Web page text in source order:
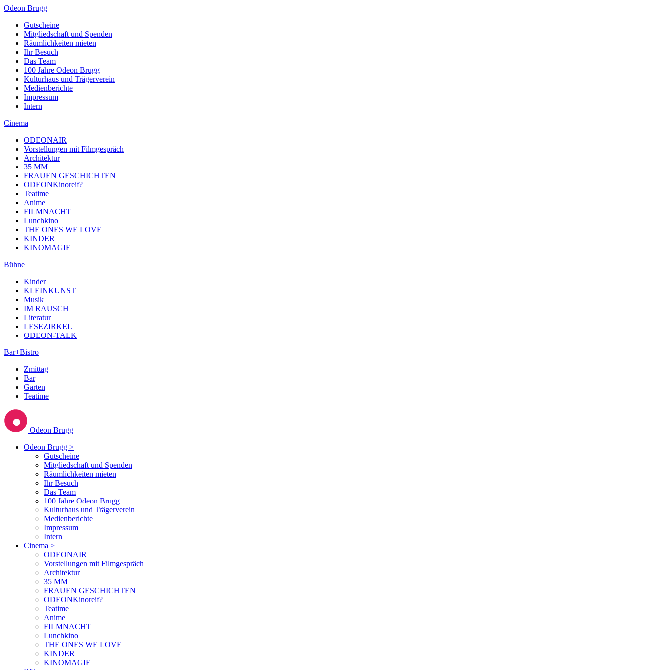
Odeon Brugg
Gutscheine
Mitgliedschaft und Spenden
Räumlichkeiten mieten
Ihr Besuch
Das Team
100 Jahre Odeon Brugg
Kulturhaus und Trägerverein
Medienberichte
Impressum
Intern
Cinema
ODEONAIR
Vorstellungen mit Filmgespräch
Architektur
35 MM
FRAUEN GESCHICHTEN
ODEONKinoreif?
Teatime
Anime
FILMNACHT
Lunchkino
THE ONES WE LOVE
KINDER
KINOMAGIE
Bühne
Kinder
KLEINKUNST
Musik
IM RAUSCH
Literatur
LESEZIRKEL
ODEON-TALK
Bar+Bistro
Zmittag
Bar
Garten
Teatime
Odeon Brugg
Odeon Brugg >
Gutscheine
Mitgliedschaft und Spenden
Räumlichkeiten mieten
Ihr Besuch
Das Team
100 Jahre Odeon Brugg
Kulturhaus und Trägerverein
Medienberichte
Impressum
Intern
Cinema >
ODEONAIR
Vorstellungen mit Filmgespräch
Architektur
35 MM
FRAUEN GESCHICHTEN
ODEONKinoreif?
Teatime
Anime
FILMNACHT
Lunchkino
THE ONES WE LOVE
KINDER
KINOMAGIE